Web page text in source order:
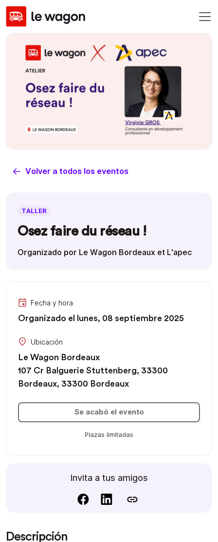
Volver a todos los eventos
TALLER
Osez faire du réseau !
Organizado por Le Wagon Bordeaux et L'apec
Fecha y hora
Organizado el lunes, 08 septiembre 2025
Ubicación
Le Wagon Bordeaux
107 Cr Balguerie Stuttenberg, 33300
Bordeaux, 33300 Bordeaux
Se acabó el evento
Plazas limitadas
Invita a tus amigos
Descripción